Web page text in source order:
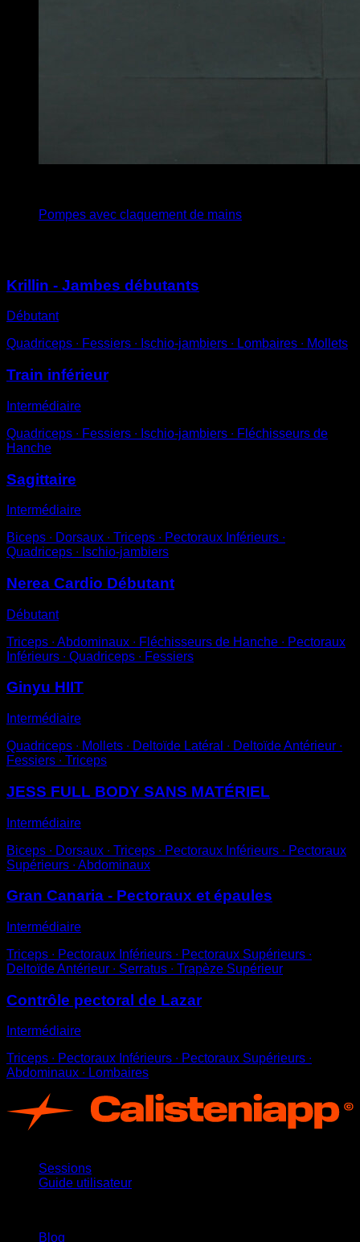
Pompes avec claquement de mains
Krillin - Jambes débutants
Débutant
Quadriceps ∙ Fessiers ∙ Ischio-jambiers ∙ Lombaires ∙ Mollets
Train inférieur
Intermédiaire
Quadriceps ∙ Fessiers ∙ Ischio-jambiers ∙ Fléchisseurs de
Hanche
Sagittaire
Intermédiaire
Biceps ∙ Dorsaux ∙ Triceps ∙ Pectoraux Inférieurs ∙
Quadriceps ∙ Ischio-jambiers
Nerea Cardio Débutant
Débutant
Triceps ∙ Abdominaux ∙ Fléchisseurs de Hanche ∙ Pectoraux
Inférieurs ∙ Quadriceps ∙ Fessiers
Ginyu HIIT
Intermédiaire
Quadriceps ∙ Mollets ∙ Deltoïde Latéral ∙ Deltoïde Antérieur ∙
Fessiers ∙ Triceps
JESS FULL BODY SANS MATÉRIEL
Intermédiaire
Biceps ∙ Dorsaux ∙ Triceps ∙ Pectoraux Inférieurs ∙ Pectoraux
Supérieurs ∙ Abdominaux
Gran Canaria - Pectoraux et épaules
Intermédiaire
Triceps ∙ Pectoraux Inférieurs ∙ Pectoraux Supérieurs ∙
Deltoïde Antérieur ∙ Serratus ∙ Trapèze Supérieur
Contrôle pectoral de Lazar
Intermédiaire
Triceps ∙ Pectoraux Inférieurs ∙ Pectoraux Supérieurs ∙
Abdominaux ∙ Lombaires
Sessions
Guide utilisateur
Blog